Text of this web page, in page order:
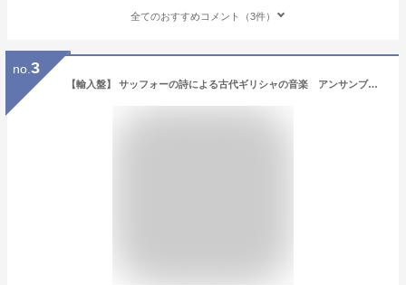
全てのおすすめコメント（3件）
no. 3
【輸入盤】 サッフォーの詩による古代ギリシャの音楽 アンサンブル・メルポメン 【CD】